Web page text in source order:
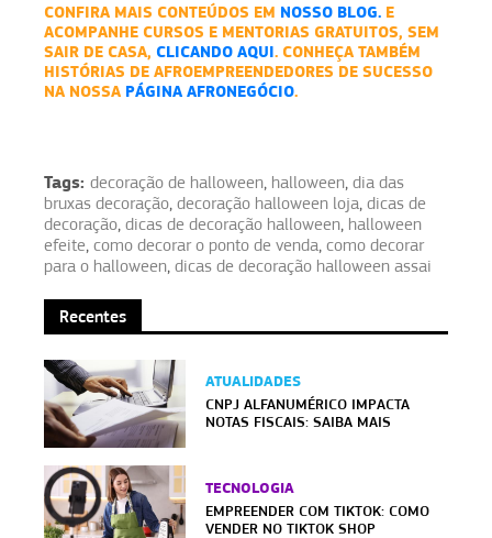
CONFIRA MAIS CONTEÚDOS EM NOSSO BLOG. E
ACOMPANHE CURSOS E MENTORIAS GRATUITOS, SEM
SAIR DE CASA, CLICANDO AQUI. CONHEÇA TAMBÉM
HISTÓRIAS DE AFROEMPREENDEDORES DE SUCESSO
NA NOSSA PÁGINA AFRONEGÓCIO.
Tags: decoração de halloween, halloween, dia das
bruxas decoração, decoração halloween loja, dicas de
decoração, dicas de decoração halloween, halloween
efeite, como decorar o ponto de venda, como decorar
para o halloween, dicas de decoração halloween assai
Recentes
ATUALIDADES
CNPJ ALFANUMÉRICO IMPACTA
NOTAS FISCAIS: SAIBA MAIS
TECNOLOGIA
EMPREENDER COM TIKTOK: COMO
VENDER NO TIKTOK SHOP